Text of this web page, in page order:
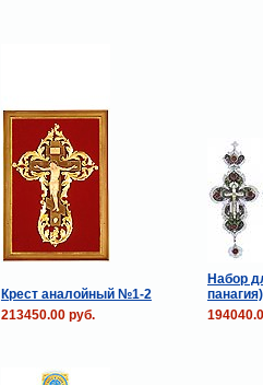
Крест аналойный №1-2
Набор
213450.00 руб.